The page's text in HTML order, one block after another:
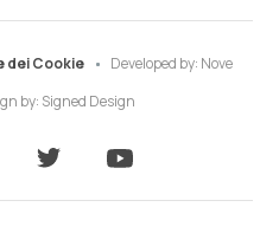
dei Cookie Developed by: Nove
by: Signed Design